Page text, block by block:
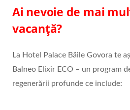
Ai nevoie de mai
vacanță?
La Hotel Palace Băile Govora te
Balneo Elixir ECO – un program
regenerării profunde ce include: